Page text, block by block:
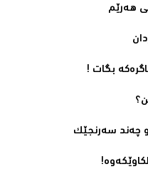
هەرێم‌
بگات !